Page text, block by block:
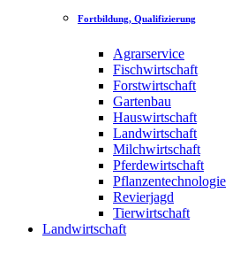
Fortbildung, Qualifizierung
Agrarservice
Fischwirtschaft
Forstwirtschaft
Gartenbau
Hauswirtschaft
Landwirtschaft
Milchwirtschaft
Pferdewirtschaft
Pflanzentechnologie
Revierjagd
Tierwirtschaft
Landwirtschaft